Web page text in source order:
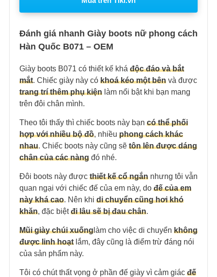
Đánh giá nhanh Giày boots nữ phong cách
Hàn Quốc B071 – OEM
Giày boots B071 có thiết kế khá độc đáo và bắt
mắt. Chiếc giày này có khoá kéo một bên và được
trang trí thêm phụ kiện làm nổi bật khi bạn mang
trên đôi chân mình.
Theo tôi thấy thì chiếc boots này bạn có thể phối
hợp với nhiều bộ đồ, nhiều phong cách khác
nhau. Chiếc boots này cũng sẽ tôn lên được dáng
chân của các nàng đó nhé.
Đôi boots này được thiết kế cổ ngắn nhưng tôi vẫn
quan ngại với chiếc đế của em này, do đế của em
này khá cao. Nên khi di chuyển cũng hơi khó
khăn, đặc biệtđi lâu sẽ bị đau chân.
Mũi giày chúi xuống làm cho việc di chuyển không
được linh hoạt lắm, đây cũng là điểm trừ đáng nói
của sản phẩm này.
Tôi có chút thất vọng ở phần đế giày vì cảm giác đế